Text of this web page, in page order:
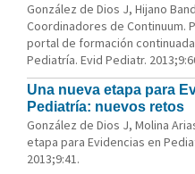
González de Dios J, Hijano
Coordinadores de Continuum.
portal de formación
Pediatría. Evid Pediatr.
Una nueva etapa para
Pediatría: nuevos retos
González de Dios J, Molina
etapa para Evidencias en
2013;9:41.